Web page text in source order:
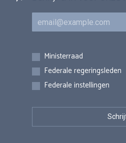
E-mail
Inschrijvingen
Ministerraad
Federale regeringsleden
Federale instellingen